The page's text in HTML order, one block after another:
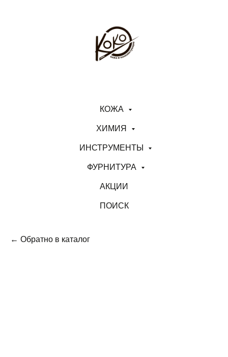
КОЖА
ХИМИЯ
ИНСТРУМЕНТЫ
ФУРНИТУРА
АКЦИИ
ПОИСК
← Обратно в каталог